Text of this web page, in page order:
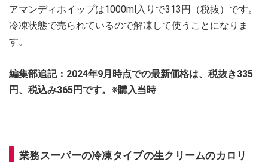
アマンディホイップは1000ml入りで313円（税抜）です。
冷凍状態で売られているので解凍して使うことになりま
す。
編集部追記：2024年9月時点での最新価格は、税抜き335
円、税込み365円です。※購入当時
業務スーパーの冷凍タイプの生クリームのカロリ